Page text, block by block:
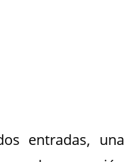
entradas, una